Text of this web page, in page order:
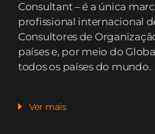
Consultant – é a única
profissional internacional
Consultores de
países e, por meio do
todos os países do mundo.
Ver mais